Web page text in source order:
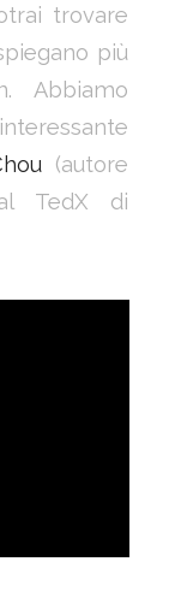
trovare
più
Abbiamo
(autore
TedX di